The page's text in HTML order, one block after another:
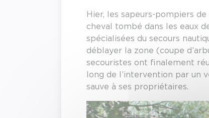
Hier, les sapeurs-pompiers
cheval tombé dans les eaux
spécialisées du secours
déblayer la zone (coupe
secouristes ont finalement
long de l’intervention par un
sauve à ses propriétaires.